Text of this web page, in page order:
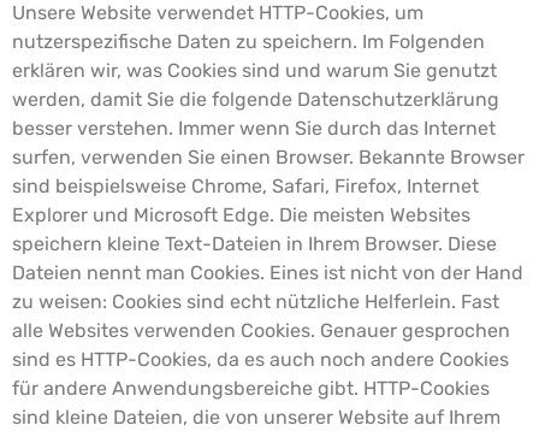
Unsere Website verwendet HTTP-Cookies, um
nutzerspezifische Daten zu speichern. Im Folgenden
erklären wir, was Cookies sind und warum Sie genutzt
werden, damit Sie die folgende Datenschutzerklärung
besser verstehen. Immer wenn Sie durch das Internet
surfen, verwenden Sie einen Browser. Bekannte Browser
sind beispielsweise Chrome, Safari, Firefox, Internet
Explorer und Microsoft Edge. Die meisten Websites
speichern kleine Text-Dateien in Ihrem Browser. Diese
Dateien nennt man Cookies. Eines ist nicht von der Hand
zu weisen: Cookies sind echt nützliche Helferlein. Fast
alle Websites verwenden Cookies. Genauer gesprochen
sind es HTTP-Cookies, da es auch noch andere Cookies
für andere Anwendungsbereiche gibt. HTTP-Cookies
sind kleine Dateien, die von unserer Website auf Ihrem